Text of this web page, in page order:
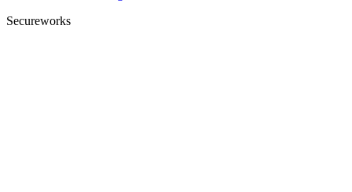
Secureworks